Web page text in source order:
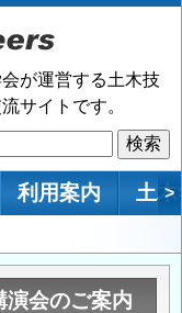
が運営する土木技
サイトです。
利用案内 土 >
演会のご案内